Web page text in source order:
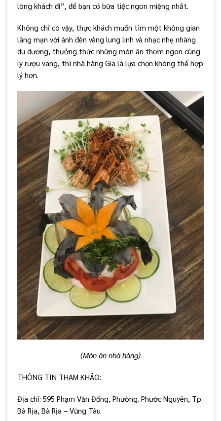
lòng khách đi”, để bạn có bữa tiệc ngon miệng nhất.
Không chỉ có vậy, thực khách muốn tìm một không gian
lãng mạn với ánh đèn vàng lung linh và nhạc nhẹ nhàng
du dương, thưởng thức những món ăn thơm ngon cùng
ly rượu vang, thì nhà hàng Gia là lựa chọn không thể hợp
lý hơn.
(Món ăn nhà hàng)
THÔNG TIN THAM KHẢO:
Địa chỉ: 595 Phạm Văn Đồng, Phường. Phước Nguyên, Tp.
Bà Rịa, Bà Rịa – Vũng Tàu